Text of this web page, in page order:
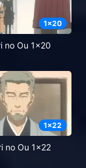
1x20
no Ou 1x20
1x22
no Ou 1x22